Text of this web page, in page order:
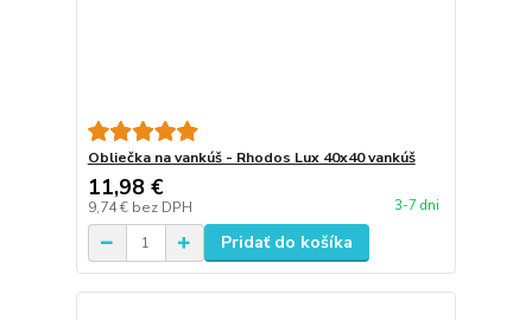
Obliečka na vankúš - Rhodos Lux 40x40 vankúš
11,98 €
9,74 € bez DPH 3-7 dni
Pridať do košíka